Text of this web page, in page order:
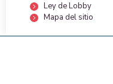
Ley de Lobby
Mapa del sitio